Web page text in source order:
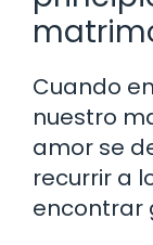
Cuando
nuestro
amor se
recurrir a
encontrar